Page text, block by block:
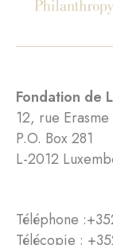
Fondation de
12, rue Erasme
P.O. Box 281
L-2012
Téléphone :
Télécopie :